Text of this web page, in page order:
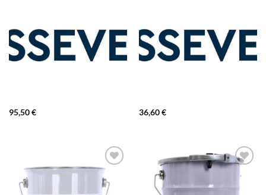
95,50€ 36,60€